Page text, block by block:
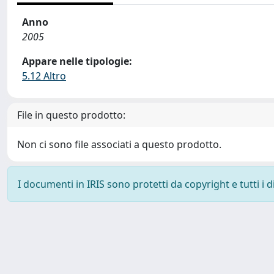
Anno
2005
Appare nelle tipologie:
5.12 Altro
File in questo prodotto:
Non ci sono file associati a questo prodotto.
I documenti in IRIS sono protetti da copyright e tutti i